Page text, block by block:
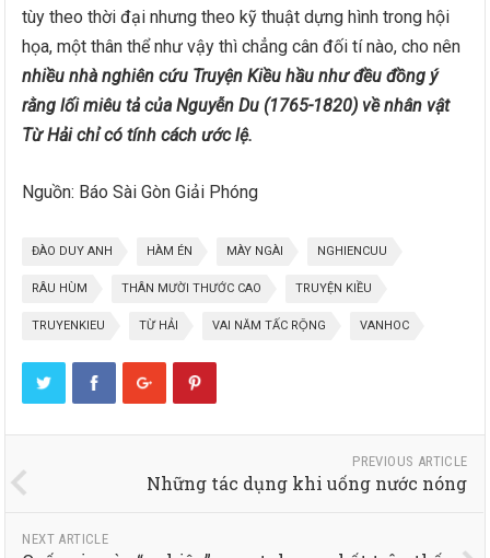
tùy theo thời đại nhưng theo kỹ thuật dựng hình trong hội
họa, một thân thể như vậy thì chẳng cân đối tí nào, cho nên
nhiều nhà nghiên cứu Truyện Kiều hầu như đều đồng ý
rằng lối miêu tả của Nguyễn Du (1765-1820) về nhân vật
Từ Hải chỉ có tính cách ước lệ.
Nguồn: Báo Sài Gòn Giải Phóng
ĐÀO DUY ANH HÀM ÉN MÀY NGÀI NGHIENCUU
RÂU HÙM THÂN MƯỜI THƯỚC CAO TRUYỆN KIỀU
TRUYENKIEU TỪ HẢI VAI NĂM TẤC RỘNG VANHOC
PREVIOUS ARTICLE
Những tác dụng khi uống nước nóng
NEXT ARTICLE